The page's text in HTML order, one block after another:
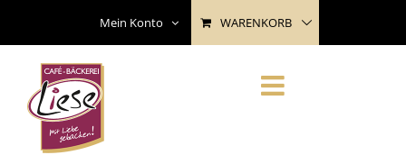
content
Mein Konto WARENKORB